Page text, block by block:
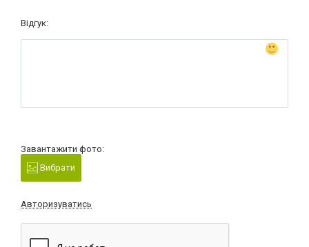
Відгук:
Завантажити фото:
Вибрати
Авторизуватись